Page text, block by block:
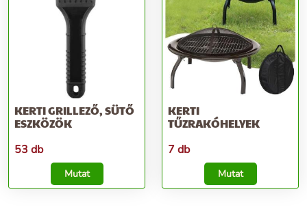
KERTI GRILLEZŐ, SÜTŐ
ESZKÖZÖK
53 db
Mutat
KERTI
TŰZRAKÓHELYEK
7 db
Mutat